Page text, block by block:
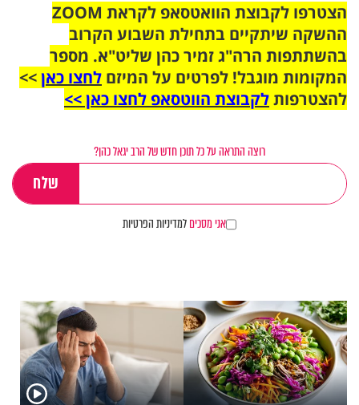
הצטרפו לקבוצת הוואטסאפ לקראת ZOOM
ההשקה שיתקיים בתחילת השבוע הקרוב
בהשתתפות הרה"ג זמיר כהן שליט"א. מספר
המקומות מוגבל! לפרטים על המיזם לחצו כאן>>
להצטרפותלקבוצת הווטסאפ לחצו כאן >>
רוצה התראה על כל תוכן חדש של הרב יגאל כהן?
אני מסכיםלמדיניות הפרטיות